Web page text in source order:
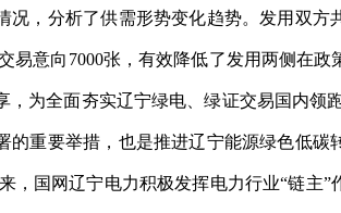
况，分析了供需形势变化趋势。发用双方
易意向7000张，有效降低了发用两侧在
，为全面夯实辽宁绿电、绿证交易国内领
的重要举措，也是推进辽宁能源绿色低
，国网辽宁电力积极发挥电力行业“链主